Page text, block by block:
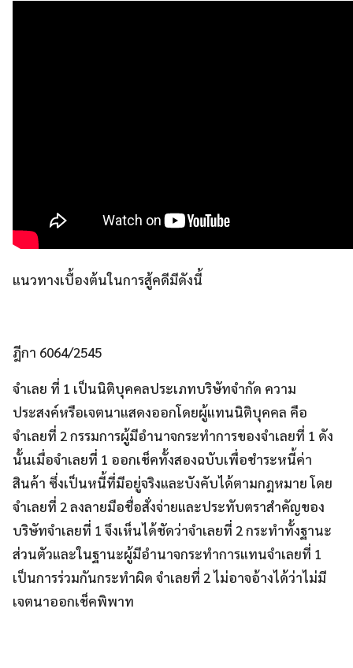
แนวทางเบื้องต้นในการสู้คดีมีดังนี้
ฎีกา 6064/2545
จำเลย ที่ 1 เป็นนิติบุคคลประเภทบริษัทจำกัด ความ
ประสงค์หรือเจตนาแสดงออกโดยผู้แทนนิติบุคคล คือ
จำเลยที่ 2 กรรมการผู้มีอำนาจกระทำการของจำเลยที่ 1 ดัง
นั้นเมื่อจำเลยที่ 1 ออกเช็คทั้งสองฉบับเพื่อชำระหนี้ค่า
สินค้า ซึ่งเป็นหนี้ที่มีอยู่จริงและบังคับได้ตามกฎหมาย โดย
จำเลยที่ 2 ลงลายมือชื่อสั่งจ่ายและประทับตราสำคัญของ
บริษัทจำเลยที่ 1 จึงเห็นได้ชัดว่าจำเลยที่ 2 กระทำทั้งฐานะ
ส่วนตัวและในฐานะผู้มีอำนาจกระทำการแทนจำเลยที่ 1
เป็นการร่วมกันกระทำผิด จำเลยที่ 2 ไม่อาจอ้างได้ว่าไม่มี
เจตนาออกเช็คพิพาท